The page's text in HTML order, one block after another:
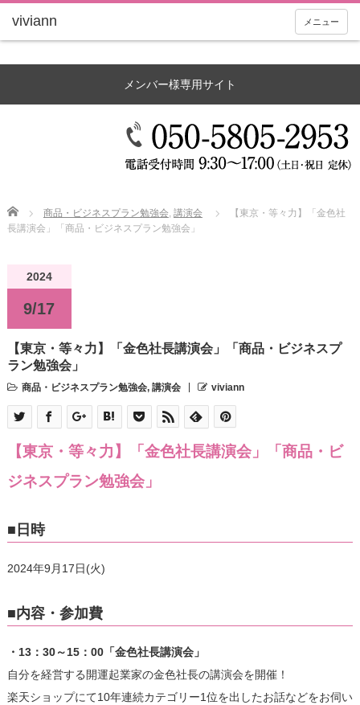
メニュー
メンバー様専用サイト
Home 商品・ビジネスプラン勉強会, 講演会
【東京・等々力】「金色社
長講演会」「商品・ビジネスプラン勉強会」
2024
9/17
【東京・等々力】「金色社長講演会」「商品・ビジネスプ
ラン勉強会」
商品・ビジネスプラン勉強会, 講演会 viviann
【東京・等々力】「金色社長講演会」「商品・ビ
ジネスプラン勉強会」
■日時
2024年9月17日(火)
■内容・参加費
・13：30～15：00「金色社長講演会」
自分を経営する開運起業家の金色社長の講演会を開催！
楽天ショップにて10年連続カテゴリー1位を出したお話などをお伺い